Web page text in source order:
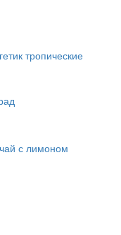
тропические
с лимоном